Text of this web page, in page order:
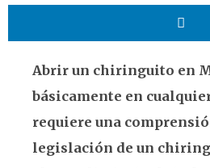
Abrir un chiringuito en
básicamente en
requiere una
legislación de un